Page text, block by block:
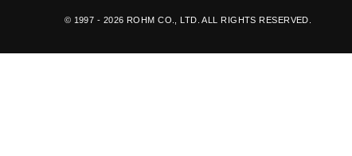
© 1997 - 2026 ROHM CO., LTD. ALL RIGHTS RESERVED.